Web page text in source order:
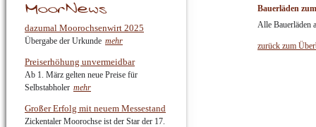
dazumal Moorochsenwirt 2025
Übergabe der Urkunde mehr
Preiserhöhung unvermeidbar
Ab 1. März gelten neue Preise für
Selbstabholer mehr
Großer Erfolg mit neuem Messestand
Zickentaler Moorochse ist der Star der 17.
Bauerläden
Alle Bauerläden
zurück zum